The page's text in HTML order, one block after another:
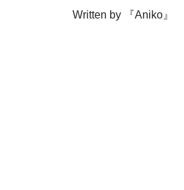
Written by 『Aniko』